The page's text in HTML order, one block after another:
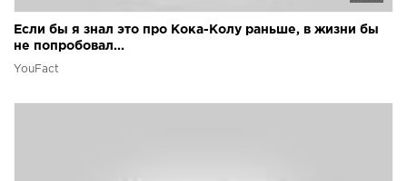
Если бы я знал это про Кока-Колу раньше, в жизни бы
не попробовал...
YouFact